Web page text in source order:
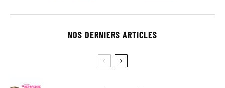
NOS DERNIERS ARTICLES